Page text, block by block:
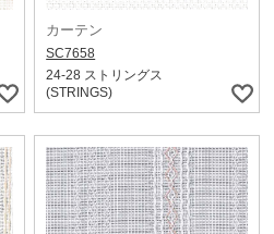
カーテン
SC7658
24-28 ストリングス
(STRINGS)